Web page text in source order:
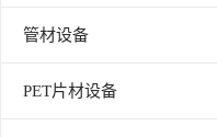
管材设备
PET片材设备